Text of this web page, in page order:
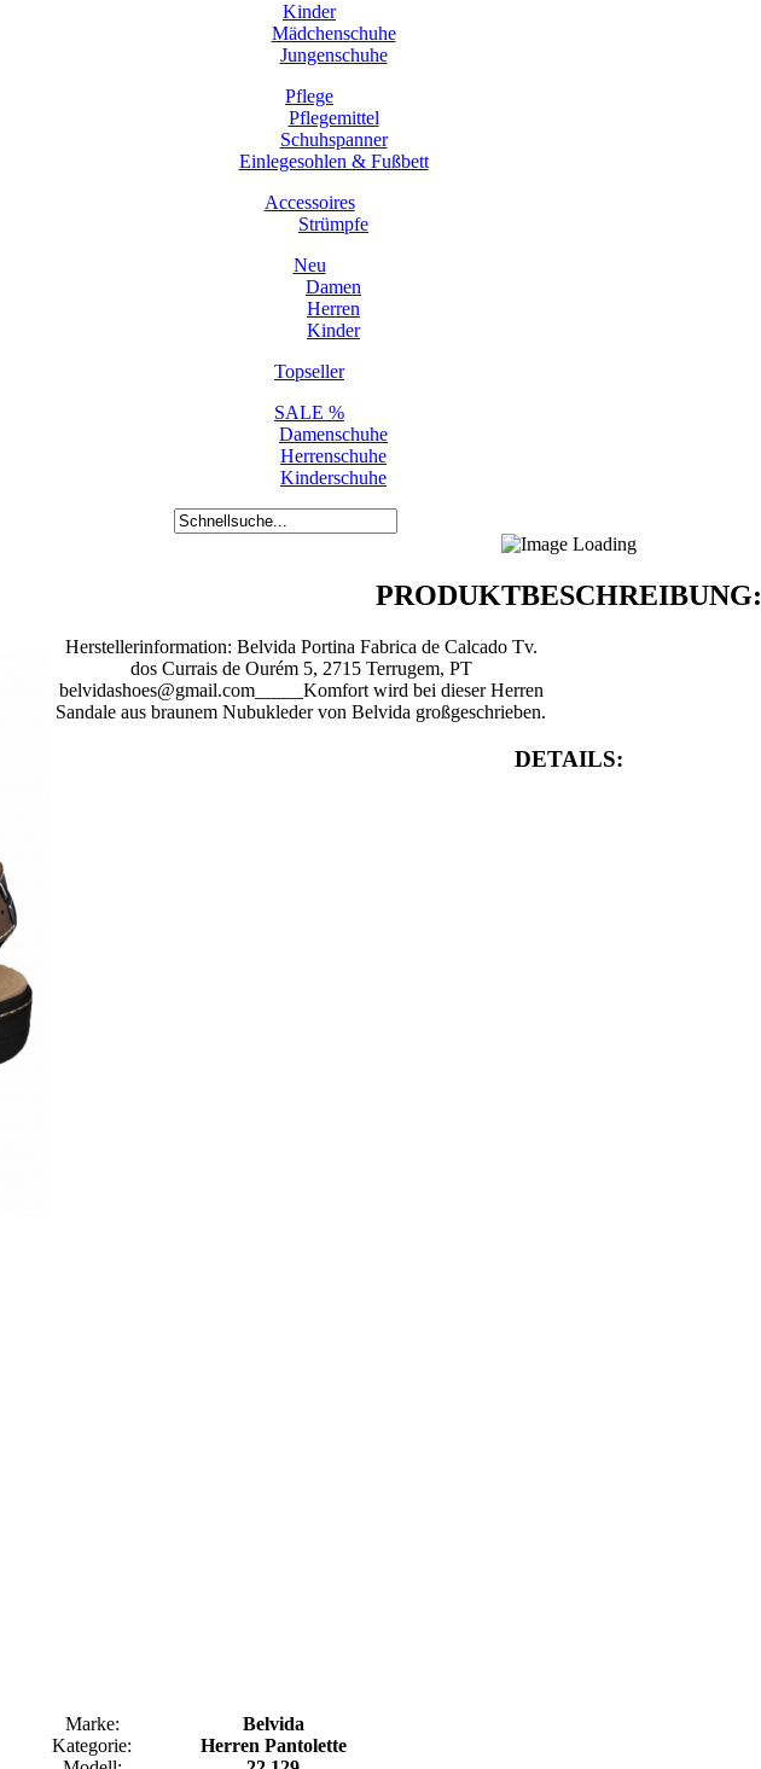
Kinder
Mädchenschuhe
Jungenschuhe
Pflege
Pflegemittel
Schuhspanner
Einlegesohlen & Fußbett
Accessoires
Strümpfe
Neu
Damen
Herren
Kinder
Topseller
SALE %
Damenschuhe
Herrenschuhe
Kinderschuhe
PRODUKTBESCHREIBUNG:
Herstellerinformation: Belvida Portina Fabrica de Calcado Tv.
dos Currais de Ourém 5, 2715 Terrugem, PT
belvidashoes@gmail.com_____Komfort wird bei dieser Herren
Sandale aus braunem Nubukleder von Belvida großgeschrieben.
DETAILS:
Marke:
Belvida
Kategorie:
Herren Pantolette